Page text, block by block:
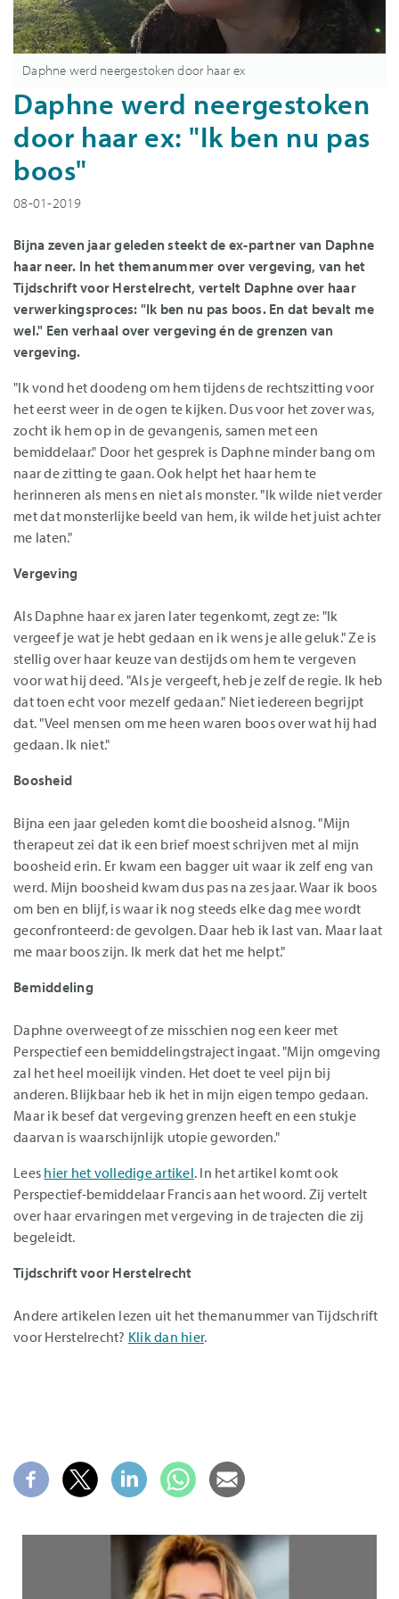
Daphne werd neergestoken door haar ex
Daphne werd neergestoken
door haar ex: "Ik ben nu pas
boos"
08-01-2019
Bijna zeven jaar geleden steekt de ex-partner van Daphne
haar neer. In het themanummer over vergeving, van het
Tijdschrift voor Herstelrecht, vertelt Daphne over haar
verwerkingsproces: "Ik ben nu pas boos. En dat bevalt me
wel." Een verhaal over vergeving én de grenzen van
vergeving.
"Ik vond het doodeng om hem tijdens de rechtszitting voor
het eerst weer in de ogen te kijken. Dus voor het zover was,
zocht ik hem op in de gevangenis, samen met een
bemiddelaar." Door het gesprek is Daphne minder bang om
naar de zitting te gaan. Ook helpt het haar hem te
herinneren als mens en niet als monster. "Ik wilde niet verder
met dat monsterlijke beeld van hem, ik wilde het juist achter
me laten."
Vergeving
Als Daphne haar ex jaren later tegenkomt, zegt ze: "Ik
vergeef je wat je hebt gedaan en ik wens je alle geluk." Ze is
stellig over haar keuze van destijds om hem te vergeven
voor wat hij deed. "Als je vergeeft, heb je zelf de regie. Ik heb
dat toen echt voor mezelf gedaan." Niet iedereen begrijpt
dat. "Veel mensen om me heen waren boos over wat hij had
gedaan. Ik niet."
Boosheid
Bijna een jaar geleden komt die boosheid alsnog. "Mijn
therapeut zei dat ik een brief moest schrijven met al mijn
boosheid erin. Er kwam een bagger uit waar ik zelf eng van
werd. Mijn boosheid kwam dus pas na zes jaar. Waar ik boos
om ben en blijf, is waar ik nog steeds elke dag mee wordt
geconfronteerd: de gevolgen. Daar heb ik last van. Maar laat
me maar boos zijn. Ik merk dat het me helpt."
Bemiddeling
Daphne overweegt of ze misschien nog een keer met
Perspectief een bemiddelingstraject ingaat. "Mijn omgeving
zal het heel moeilijk vinden. Het doet te veel pijn bij
anderen. Blijkbaar heb ik het in mijn eigen tempo gedaan.
Maar ik besef dat vergeving grenzen heeft en een stukje
daarvan is waarschijnlijk utopie geworden."
Lees hier het volledige artikel. In het artikel komt ook
Perspectief-bemiddelaar Francis aan het woord. Zij vertelt
over haar ervaringen met vergeving in de trajecten die zij
begeleidt.
Tijdschrift voor Herstelrecht
Andere artikelen lezen uit het themanummer van Tijdschrift
voor Herstelrecht? Klik dan hier.